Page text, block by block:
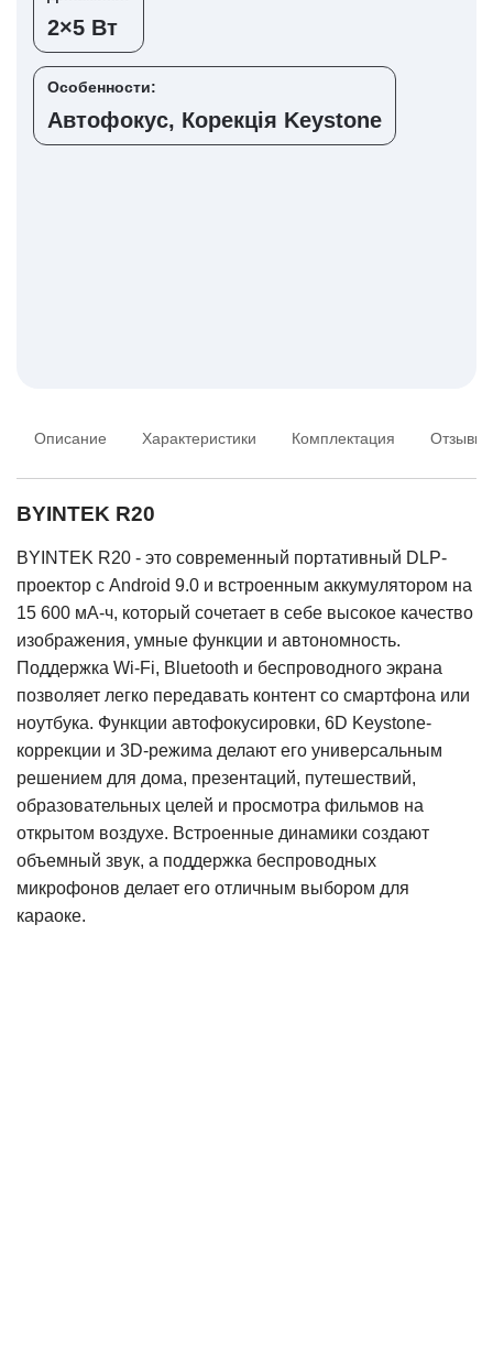
2×5 Вт
Особенности:
Автофокус, Корекція Keystone
Описание Характеристики Комплектация Отзывы
BYINTEK R20
BYINTEK R20 - это современный портативный DLP-
проектор с Android 9.0 и встроенным аккумулятором на
15 600 мА-ч, который сочетает в себе высокое качество
изображения, умные функции и автономность.
Поддержка Wi-Fi, Bluetooth и беспроводного экрана
позволяет легко передавать контент со смартфона или
ноутбука. Функции автофокусировки, 6D Keystone-
коррекции и 3D-режима делают его универсальным
решением для дома, презентаций, путешествий,
образовательных целей и просмотра фильмов на
открытом воздухе. Встроенные динамики создают
объемный звук, а поддержка беспроводных
микрофонов делает его отличным выбором для
караоке.